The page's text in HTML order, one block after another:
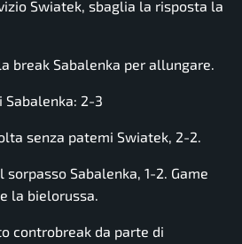
Swiatek, sbaglia la risposta la
break Sabalenka per allungare.
Sabalenka: 2-3
senza patemi Swiatek, 2-2.
sorpasso Sabalenka, 1-2. Game
la bielorussa.
controbreak da parte di